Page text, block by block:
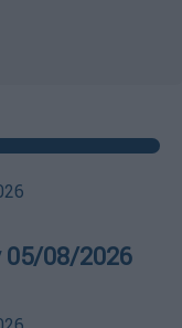
05/08/2026